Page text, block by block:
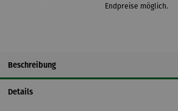
Endpreise möglich.
Beschreibung
Details